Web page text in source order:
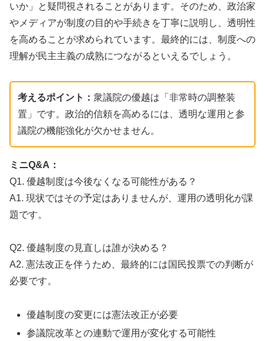
いか」と疑問視されることがあります。そのため、政治家
やメディアが制度の目的や手続きを丁寧に説明し、透明性
を高めることが求められています。最終的には、制度への
理解が民主主義の成熟につながるといえるでしょう。
考えるポイント： 衆議院の優越は「非常時の調整装
置」です。政治的信頼を高めるには、透明な運用と参
議院の機能強化が欠かせません。
ミニQ&A：
Q1. 優越制度は今後なくなる可能性がある？
A1. 現状ではその予定はありませんが、運用の透明化が課
題です。
Q2. 優越制度の見直しは誰が決める？
A2. 憲法改正を伴うため、最終的には国民投票での判断が
必要です。
優越制度の変更には憲法改正が必要
参議院改革との連動で運用が変化する可能性